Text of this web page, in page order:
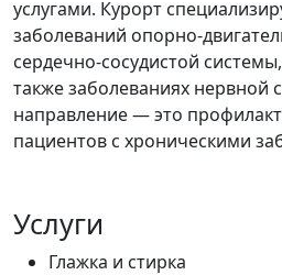
услугами. Курорт
заболеваний опорно-
сердечно-сосудистой
также заболеваниях нервной
направление — это
пациентов с хроническими
Услуги
Глажка и стирка